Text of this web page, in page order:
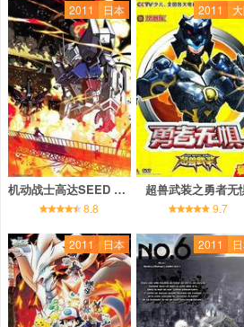
2011 日本
机动战士高达SEED HD重制
8.8
2011
超兽武装之勇者无
9.7
2011 日本 2011